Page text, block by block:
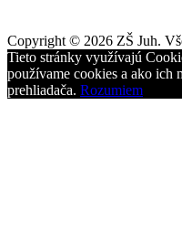
Copyright © 2026 ZŠ Juh.
Tieto stránky využívajú
používame cookies a ako ich
prehliadača. Rozumiem